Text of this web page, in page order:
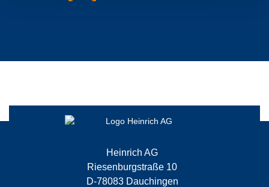
Heinrich AG
Riesenburgstraße 10
D-78083 Dauchingen